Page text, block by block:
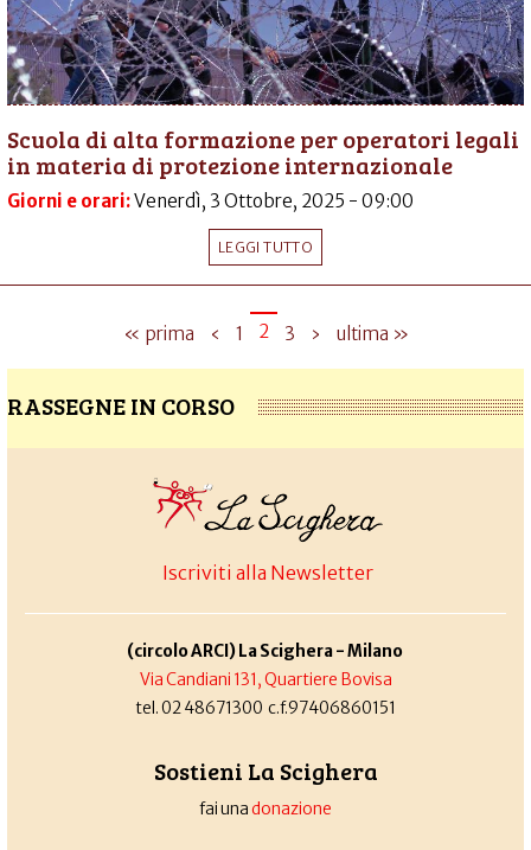
Scuola di alta formazione per operatori legali
in materia di protezione internazionale
Giorni e orari:Venerdì, 3 Ottobre, 2025 - 09:00
LEGGI TUTTO
« prima ‹ 1 2 3 › ultima »
RASSEGNE IN CORSO
Iscriviti alla Newsletter
(circolo ARCI) La Scighera - Milano
Via Candiani 131, Quartiere Bovisa
tel. 02 48671300 c.f.97406860151
Sostieni La Scighera
fai unadonazione